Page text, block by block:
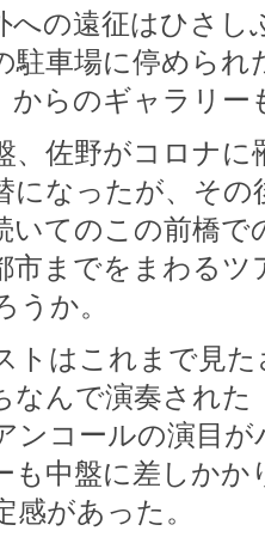
への遠征はひさ
駐車場に停めら
からのギャラリ
、佐野がコロナに
になったが、そ
いてのこの前橋
市までをまわる
うか。
トはこれまで見
なんで演奏され
ンコールの演目
も中盤に差しか
感があった。